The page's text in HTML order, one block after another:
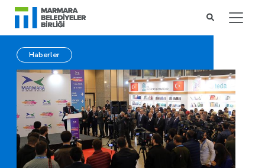
Haberler